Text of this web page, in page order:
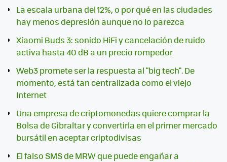
La escala urbana del 12%, o por qué en las ciudades
hay menos depresión aunque no lo parezca
Xiaomi Buds 3: sonido HiFi y cancelación de ruido
activa hasta 40 dB a un precio rompedor
Web3 promete ser la respuesta al "big tech". De
momento, está tan centralizada como el viejo
Internet
Una empresa de criptomonedas quiere comprar la
Bolsa de Gibraltar y convertirla en el primer mercado
bursátil en aceptar criptodivisas
El falso SMS de MRW que puede engañar a